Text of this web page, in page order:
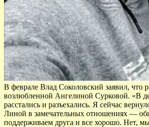
В феврале Влад Соколовский заявил, что
возлюбленной Ангелиной Сурковой. «В
расстались и разъехались. Я сейчас
Линой в замечательных отношениях —
поддерживаем друга и все хорошо. Нет,